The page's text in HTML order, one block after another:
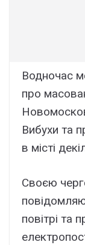
Водночас
про
Вибухи та
в місті
Своєю
повітрі та